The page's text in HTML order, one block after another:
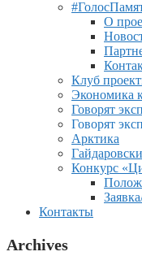
О
Клуб
Экономика
Говорят
Говорят
Арктика
Конкурс
Контакты
Archives